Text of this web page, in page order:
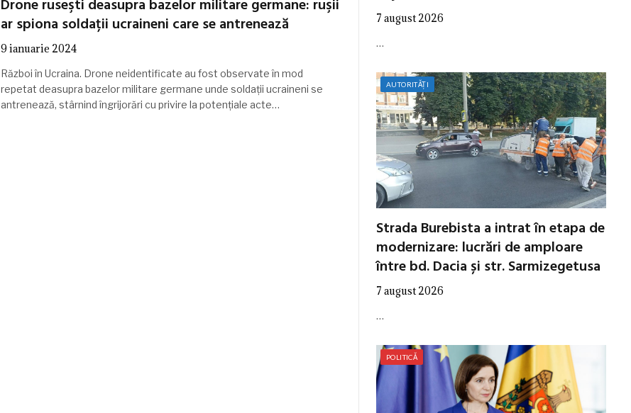
Drone ruseşti deasupra bazelor militare germane: ruşii
ar spiona soldații ucraineni care se antrenează
9 ianuarie 2024
Război în Ucraina. Drone neidentificate au fost observate în mod
repetat deasupra bazelor militare germane unde soldații ucraineni se
antrenează, stârnind îngrijorări cu privire la potențiale acte…
7 august 2026
…
AUTORITĂȚI
Strada Burebista a intrat în etapa de
modernizare: lucrări de amploare
între bd. Dacia și str. Sarmizegetusa
7 august 2026
…
POLITICĂ